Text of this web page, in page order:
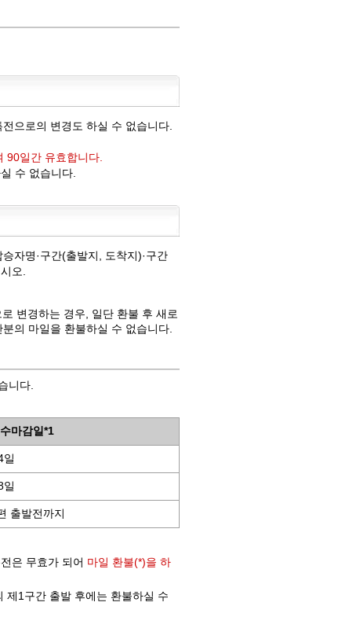
으로의 변경도 하실 수 없습니다.
90일간 유효합니다.
수 없습니다.
자명·구간(출발지, 도착지)·구간
오.
변경하는 경우, 일단 환불 후 새로
의 마일을 환불하실 수 없습니다.
니다.
마감일*1
일
일
출발전까지
은 무효가 되어 마일 환불(*)을 하
제1구간 출발 후에는 환불하실 수